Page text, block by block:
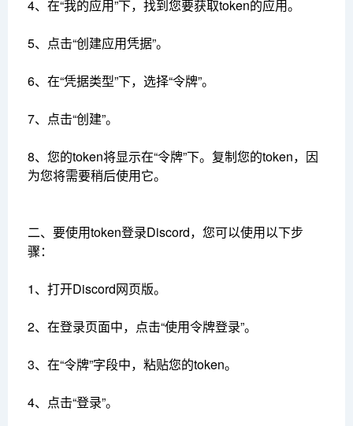
4、在“我的应用”下，找到您要获取token的应用。
5、点击“创建应用凭据”。
6、在“凭据类型”下，选择“令牌”。
7、点击“创建”。
8、您的token将显示在“令牌”下。复制您的token，因
为您将需要稍后使用它。
二、要使用token登录Discord，您可以使用以下步
骤：
1、打开Discord网页版。
2、在登录页面中，点击“使用令牌登录”。
3、在“令牌”字段中，粘贴您的token。
4、点击“登录”。